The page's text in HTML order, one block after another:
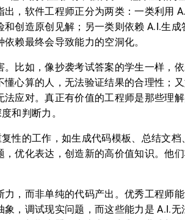
，软件工程师正分为两类：一类利用
创造原创见解；另一类则依赖 A.I.生成
赖最终会导致能力的空洞化。
比如，像抄袭考试答案的学生一样，
心算的人，无法验证结果的合理性；
应对。真正有价值的工程师是那些理
和判断力。
性的工作，如生成代码模板、总结文档
优化表达，创造新的高价值知识。他
，而非单纯的代码产出。优秀工程师
，调试现实问题，而这些能力是 A.I.无